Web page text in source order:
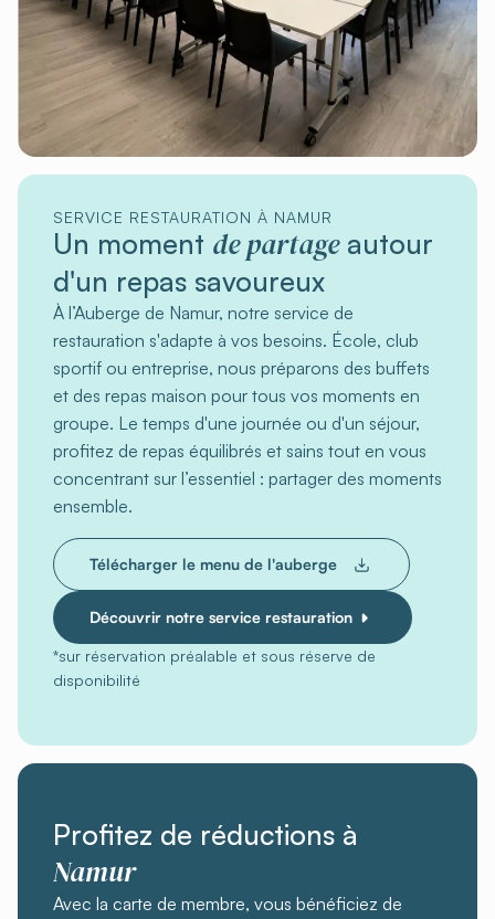
SERVICE RESTAURATION À NAMUR
Un moment de partageautour
d'un repas savoureux
À l’Auberge de Namur, notre service de
restauration s'adapte à vos besoins. École, club
sportif ou entreprise, nous préparons des buffets
et des repas maison pour tous vos moments en
groupe. Le temps d'une journée ou d'un séjour,
profitez de repas équilibrés et sains tout en vous
concentrant sur l’essentiel : partager des moments
ensemble.
Télécharger le menu de l'auberge
Découvrir notre service restauration
*sur réservation préalable et sous réserve de
disponibilité
Profitez de réductions à
Namur
Avec la carte de membre, vous bénéficiez de